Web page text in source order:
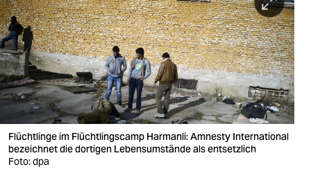
nord
wahrheit
verlag
verlag
veranstaltungen
shop
Flüchtlinge im Flüchtlingscamp Harmanli: Amnesty International
bezeichnet die dortigen Lebensumstände als entsetzlich
Foto: dpa